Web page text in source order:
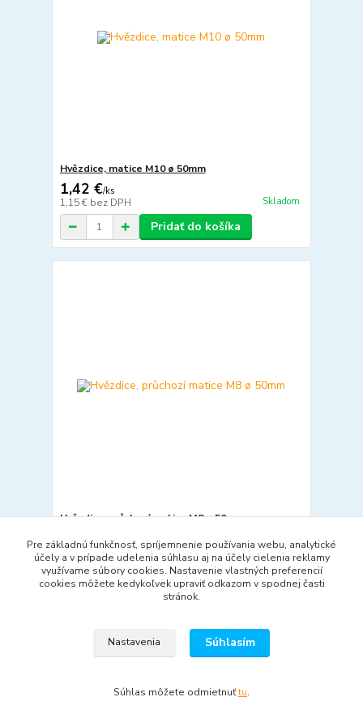
Hvězdice, matice M10 ø 50mm
1,42 €/ks
1,15 € bez DPH Skladom
Pridať do košíka
Hvězdice, průchozí matice M8 ø 50mm
1,52 € ks
1,24 €bez DPH Skladom
Pridať do košíka
Pre základnú funkčnosť, spríjemnenie používania webu, analytické
účely a v prípade udelenia súhlasu aj na účely cielenia reklamy
využívame súbory cookies. Nastavenie vlastných preferencií
cookies môžete kedykoľvek upraviť odkazom v spodnej časti
stránok.
Nastavenia Súhlasím
Súhlas môžete odmietnuťtu.